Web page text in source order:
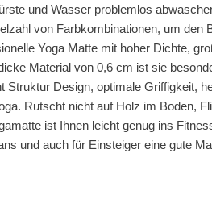
und Wasser problemlos
von Farbkombinationen, um
Yoga Matte mit hoher Dichte,
Material von 0,6 cm ist sie
Struktur Design, optimale Griffigkeit,
Rutscht nicht auf Holz im Boden,
ist Ihnen leicht genug ins
und auch für Einsteiger eine gute